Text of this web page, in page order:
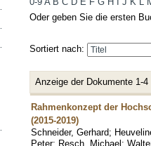
Oder geben Sie die ersten
Sortiert nach:
Anzeige der Dokumente 1-4
Rahmenkonzept der
(2015-2019)
Schneider, Gerhard;
Peter; Resch, Michael;